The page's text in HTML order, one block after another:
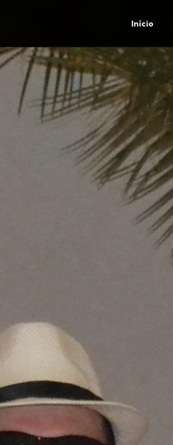
Início